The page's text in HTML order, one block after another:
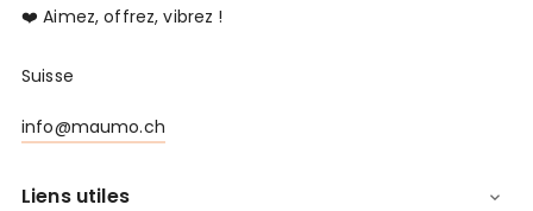
❤️ Aimez, offrez, vibrez !
Suisse
info@maumo.ch
Liens utiles 